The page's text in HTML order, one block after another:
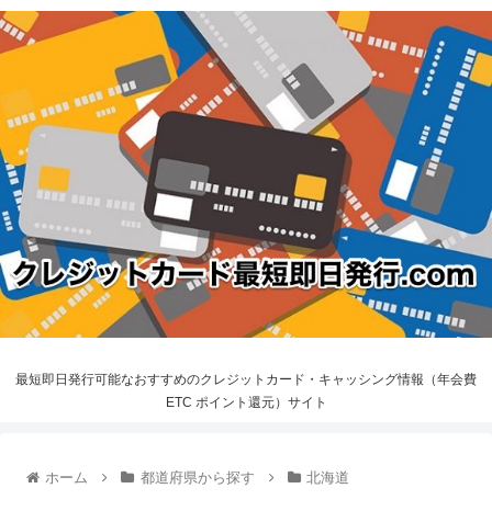
最短即日発行可能なおすすめのクレジットカード・キャッシング情報（年会費
ETC ポイント還元）サイト
ホーム 都道府県から探す 北海道